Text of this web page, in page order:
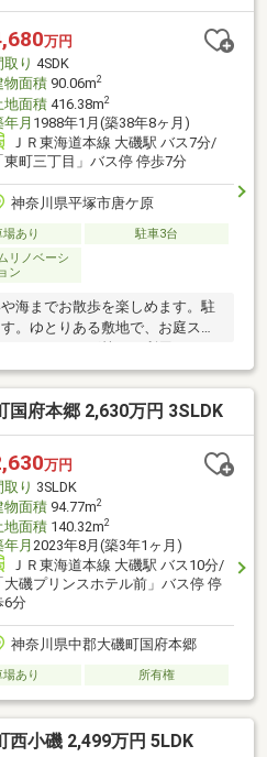
万円
取り 4SDK
物面積90.06m2
地面積416.38m2
年月 1988年1月(築38年8ヶ月)
ＪＲ東海道本線 大磯駅 バス7分/
東町三丁目」バス停 停歩7分
神奈川県平塚市唐ケ原
場あり 駐車3台
リノベーシ
ョン
海までお散歩を楽しめます。駐
。ゆとりある敷地で、お庭スペ
徒歩圏内なので、お買い物に便
ので、サーフィンや釣り等をさ
ォーム内容■キッチン交換ユニッ
交換畳表替えフロアタイル張り
ニター付きインターホン室内塗
クリーニング２０２６年１０月
国府本郷 2,630万円 3SLDK
万円
取り 3SLDK
物面積94.77m2
地面積140.32m2
年月 2023年8月(築3年1ヶ月)
ＪＲ東海道本線 大磯駅 バス10分/
大磯プリンスホテル前」バス停 停
6分
神奈川県中郡大磯町国府本郷
場あり 所有権
西小磯 2,499万円 5LDK